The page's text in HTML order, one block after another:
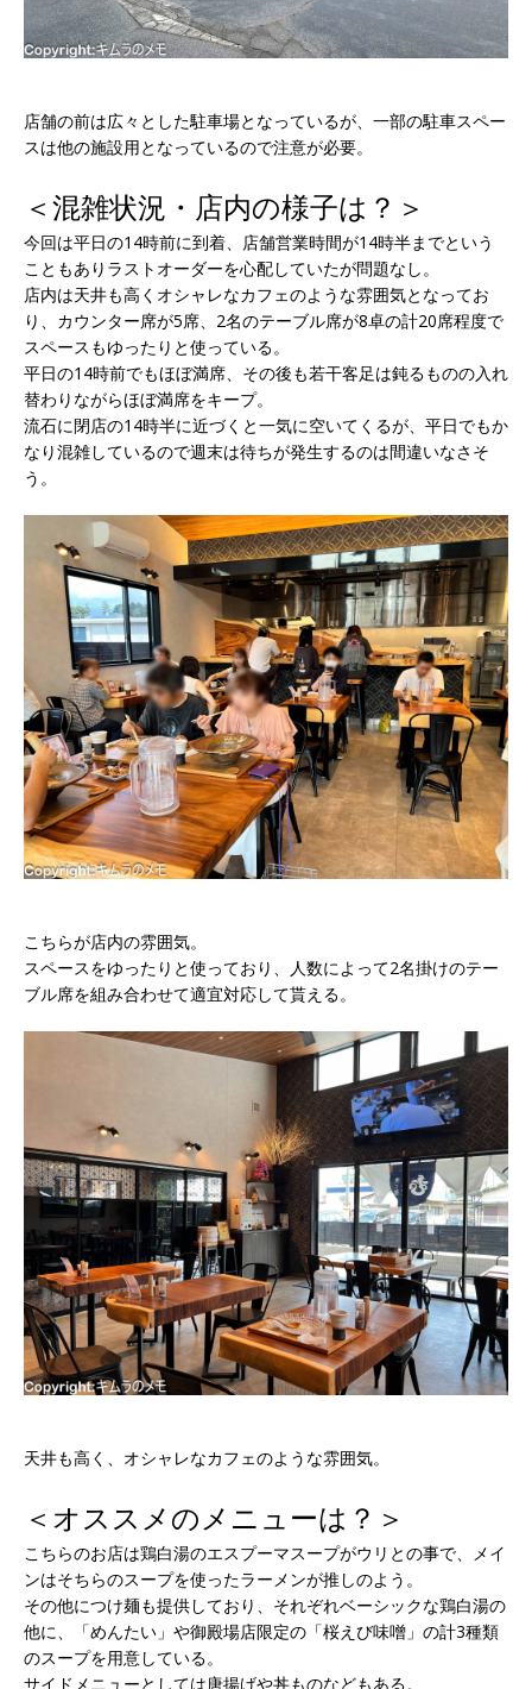
店舗の前は広々とした駐車場となっているが、一部の駐車スペー
スは他の施設用となっているので注意が必要。
＜混雑状況・店内の様子は？＞
今回は平日の14時前に到着、店舗営業時間が14時半までという
こともありラストオーダーを心配していたが問題なし。
店内は天井も高くオシャレなカフェのような雰囲気となってお
り、カウンター席が5席、2名のテーブル席が8卓の計20席程度で
スペースもゆったりと使っている。
平日の14時前でもほぼ満席、その後も若干客足は鈍るものの入れ
替わりながらほぼ満席をキープ。
流石に閉店の14時半に近づくと一気に空いてくるが、平日でもか
なり混雑しているので週末は待ちが発生するのは間違いなさそ
う。
こちらが店内の雰囲気。
スペースをゆったりと使っており、人数によって2名掛けのテー
ブル席を組み合わせて適宜対応して貰える。
天井も高く、オシャレなカフェのような雰囲気。
＜オススメのメニューは？＞
こちらのお店は鶏白湯のエスプーマスープがウリとの事で、メイ
ンはそちらのスープを使ったラーメンが推しのよう。
その他につけ麺も提供しており、それぞれベーシックな鶏白湯の
他に、「めんたい」や御殿場店限定の「桜えび味噌」の計3種類
のスープを用意している。
サイドメニューとしては唐揚げや丼ものなどもある。